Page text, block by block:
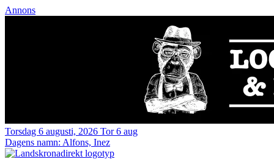
Annons
Torsdag 6 augusti, 2026 Tor 6 aug
Dagens namn: Alfons, Inez